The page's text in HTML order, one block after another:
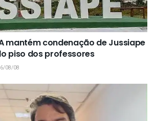
mantém condenação de Jussiape
piso dos professores
08/08